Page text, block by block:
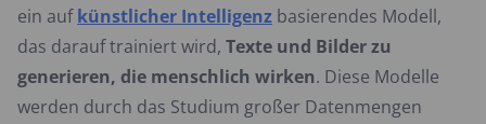
ein aufkünstlicher Intelligenz basierendes Modell,
das darauf trainiert wird, Texte und Bilder zu
generieren, die menschlich wirken. Diese Modelle
werden durch das Studium großer Datenmengen